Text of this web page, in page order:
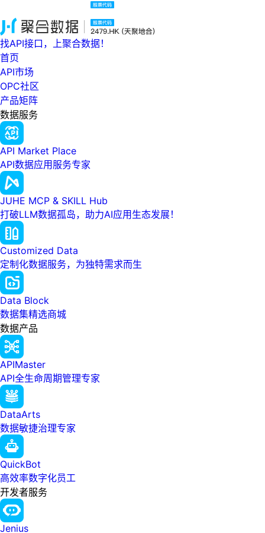
找API接口，上聚合数据！
首页
API市场
OPC社区
产品矩阵
数据服务
API Market Place
API数据应用服务专家
JUHE MCP & SKILL Hub
打破LLM数据孤岛，助力AI应用生态发展！
Customized Data
定制化数据服务，为独特需求而生
Data Block
数据集精选商城
数据产品
APIMaster
API全生命周期管理专家
DataArts
数据敏捷治理专家
QuickBot
高效率数字化员工
开发者服务
Jenius